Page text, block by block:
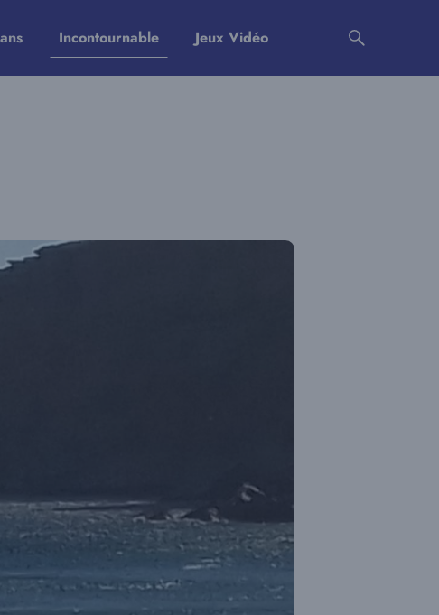
Incontournable Jeux Vidéo